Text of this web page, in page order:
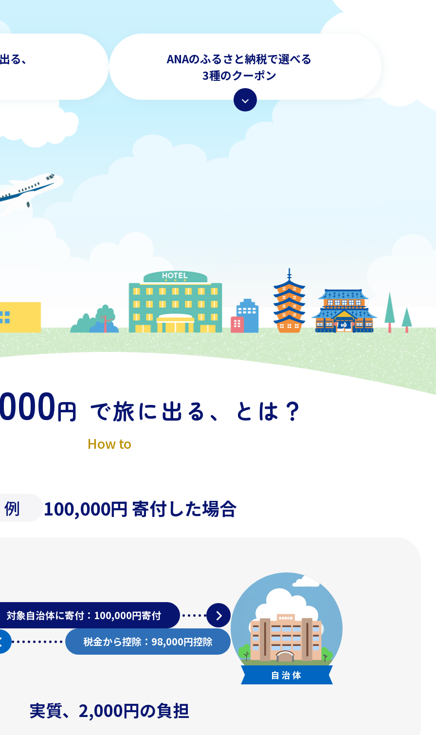
る、
ANAのふるさと納税で選べる
3種のクーポン
円 で旅に出る、とは？
How to
例 100,000円 寄付した場合
対象自治体に寄付：100,000円寄付
税金から控除：98,000円控除
実質、2,000円の負担